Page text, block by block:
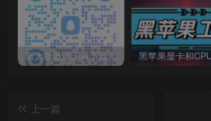
新太极激活工具下载/教程/充值/开户(QQ交流群号749113977)
上一篇